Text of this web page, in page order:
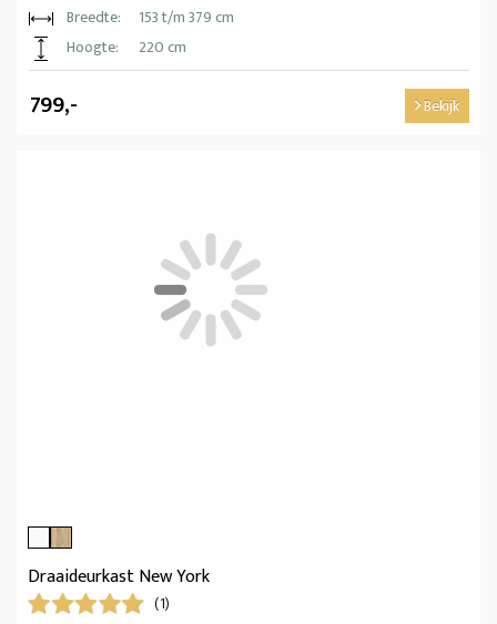
Breedte:
153 t/m 379 cm
Hoogte:
220 cm
799,- Bekijk
Draaideurkast New York
(1)